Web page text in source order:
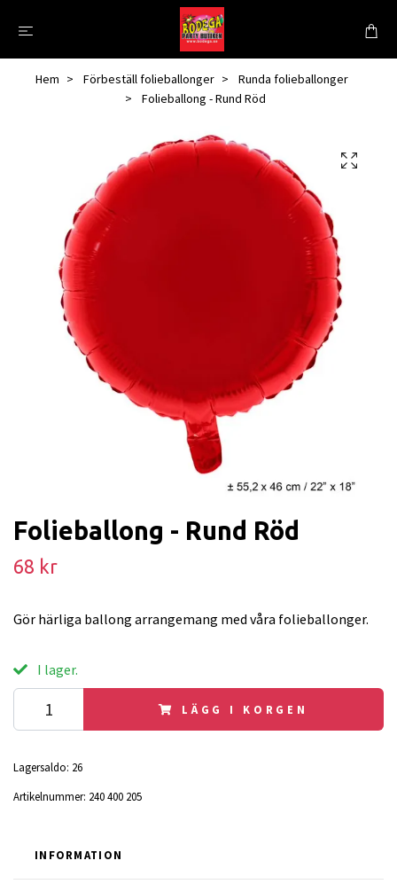
Hem Förbeställ folieballonger
Runda folieballonger
Folieballong - Rund Röd
Folieballong - Rund Röd
68 kr
Gör härliga ballong arrangemang med våra folieballonger.
I lager.
LÄGG I KORGEN
Lagersaldo: 26
Artikelnummer: 240 400 205
INFORMATION